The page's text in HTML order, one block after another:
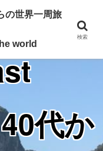
from my 40's
代か
の世界一周旅
world
検索